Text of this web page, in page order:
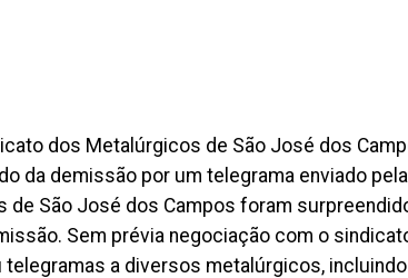
dos Metalúrgicos de São José dos
da demissão por um telegrama enviado
de São José dos Campos foram
Sem prévia negociação com o
telegramas a diversos metalúrgicos,